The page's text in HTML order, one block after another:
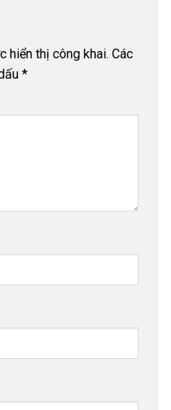
hiển thị công khai. Các
*